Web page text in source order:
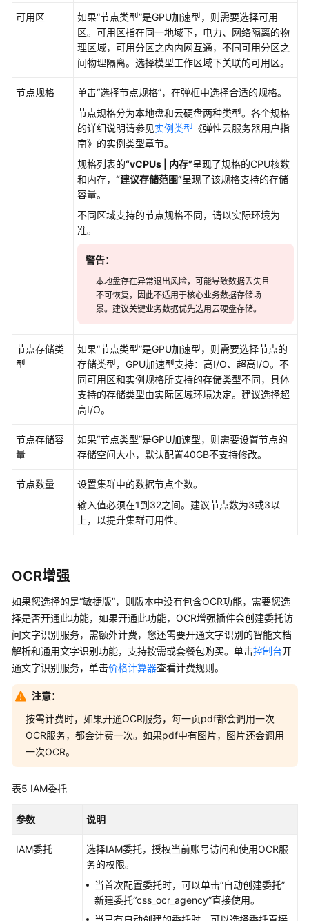
可用区
如果“节点类型”是GPU加速型，则需要选择可用
区。可用区指在同一地域下，电力、网络隔离的物
理区域，可用分区之内内网互通，不同可用分区之
间物理隔离。选择模型工作区域下关联的可用区。
节点规格 单击“选择节点规格”，在弹框中选择合适的规格。
节点规格分为本地盘和云硬盘两种类型。各个规格
的详细说明请参见实例类型 《弹性云服务器用户指
南》的实例类型章节。
规格列表的“vCPUs | 内存”呈现了规格的CPU核数
和内存， “建议存储范围”呈现了该规格支持的存储
容量。
不同区域支持的节点规格不同，请以实际环境为
准。
警告：
本地盘存在异常退出风险，可能导致数据丢失且
不可恢复，因此不适用于核心业务数据存储场
景。建议关键业务数据优先选用云硬盘存储。
节点存储类
型
如果“节点类型”是GPU加速型，则需要选择节点的
存储类型，GPU加速型支持：高I/O、超高I/O。不
同可用区和实例规格所支持的存储类型不同，具体
支持的存储类型由实际区域环境决定。建议选择超
高I/O。
节点存储容
量
如果“节点类型”是GPU加速型，则需要设置节点的
存储空间大小，默认配置40GB不支持修改。
节点数量
设置集群中的数据节点个数。
输入值必须在1到32之间。建议节点数为3或3以
上，以提升集群可用性。
OCR增强
如果您选择的是“敏捷版”，则版本中没有包含OCR功能，需要您选
择是否开通此功能，如果开通此功能，OCR增强插件会创建委托访
问文字识别服务，需额外计费，您还需要开通文字识别的智能文档
解析和通用文字识别功能，支持按需或套餐包购买。单击控制台开
通文字识别服务，单击价格计算器查看计费规则。
注意：
按需计费时，如果开通OCR服务，每一页pdf都会调用一次
OCR服务，都会计费一次。如果pdf中有图片，图片还会调用
一次OCR。
表5 IAM委托
参数 说明
IAM委托
选择IAM委托，授权当前账号访问和使用OCR服
务的权限。
当首次配置委托时，可以单击“自动创建委托”
新建委托“css_ocr_agency”直接使用。